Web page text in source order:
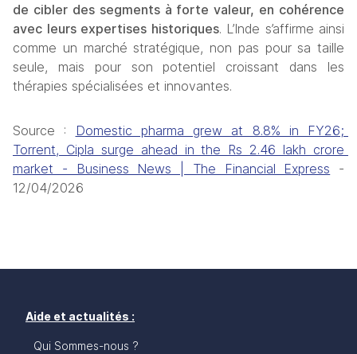
de cibler des segments à forte valeur, en cohérence
avec leurs expertises historiques. L’Inde s’affirme ainsi
comme un marché stratégique, non pas pour sa taille
seule, mais pour son potentiel croissant dans les
thérapies spécialisées et innovantes.
Source :
Domestic pharma grew at 8.8% in FY26;
Torrent, Cipla surge ahead in the Rs 2.46 lakh crore
market - Business News | The Financial Express -
12/04/2026
Aide et actualités :
Qui Sommes-nous ?